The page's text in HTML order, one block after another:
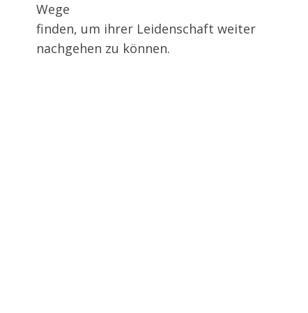
Wege
finden, um ihrer Leidenschaft weiter
nachgehen zu können.